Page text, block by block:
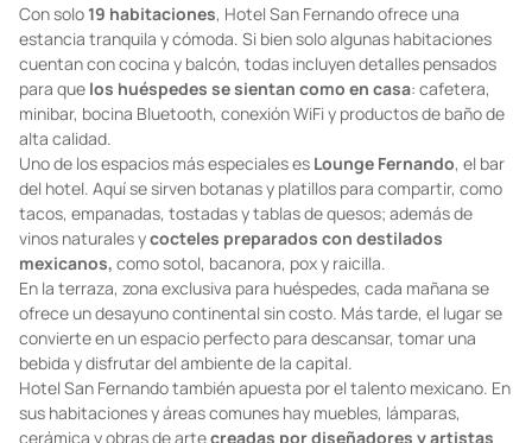
Con solo19 habitaciones, Hotel San Fernando ofrece una
estancia tranquila y cómoda. Si bien solo algunas habitaciones
cuentan con cocina y balcón, todas incluyen detalles pensados
para que los huéspedes se sientan como en casa: cafetera,
minibar, bocina Bluetooth, conexión WiFi y productos de baño de
alta calidad.
Uno de los espacios más especiales es Lounge Fernando, el bar
del hotel. Aquí se sirven botanas y platillos para compartir, como
tacos, empanadas, tostadas y tablas de quesos; además de
vinos naturales ycocteles preparados con destilados
mexicanos, como sotol, bacanora, pox y raicilla.
En la terraza, zona exclusiva para huéspedes, cada mañana se
ofrece un desayuno continental sin costo. Más tarde, el lugar se
convierte en un espacio perfecto para descansar, tomar una
bebida y disfrutar del ambiente de la capital.
Hotel San Fernando también apuesta por el talento mexicano. En
sus habitaciones y áreas comunes hay muebles, lámparas,
cerámica y obras de artecreadas por diseñadores y artistas